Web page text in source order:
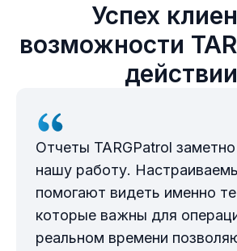
Успех
возможности
действии
Отчеты TARGPatrol
нашу работу.
помогают видеть именно те
которые важны для
реальном времени